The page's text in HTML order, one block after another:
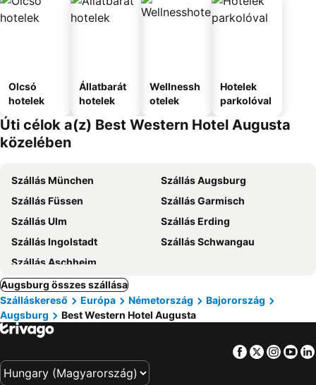
Olcsó
hotelek
Állatbarát
hotelek
Wellnessh
otelek
Hotelek
parkolóval
Úti célok a(z) Best Western Hotel Augusta
közelében
Szállás München
Szállás Augsburg
Szállás Füssen
Szállás Garmisch
Szállás Ulm
Szállás Erding
Szállás Ingolstadt
Szállás Schwangau
Szállás Aschheim
Augsburg összes szállása
Szálláskereső
Európa Németország
Bajorország
Augsburg
Best Western Hotel Augusta
Facebook
Twitter